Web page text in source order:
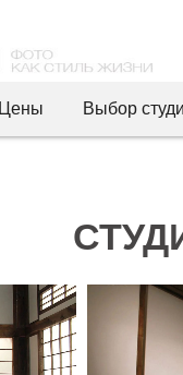
Цены Выбор